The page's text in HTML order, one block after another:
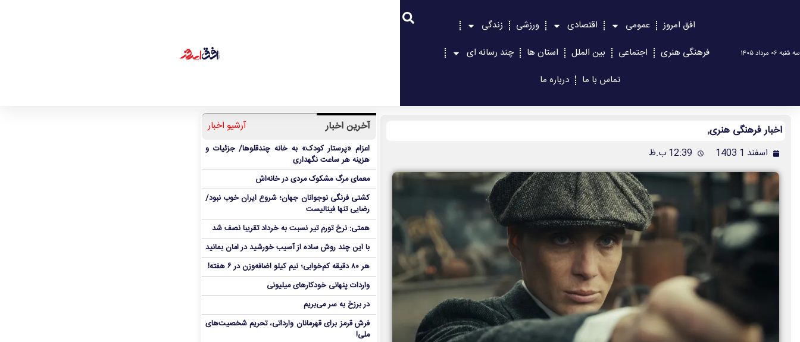
سه شنبه ۰۶ مرداد ۱۴۰۵
افق امروز عمومی اقتصادی ورزشی
زندگی
فرهنگی هنری
اجتماعی بین الملل استان ها
چند رسانه ای
تماس با ما
درباره ما
اخبار فرهنگی هنری,
اسفند 1 1403 12:39 ب.ظ
آخرین اخبار آرشیو اخبار
اعزام «پرستار کودک» به خانه چندقلوها/ جزئیات و
هزینه هر ساعت نگهداری
معمای مرگ مشکوک مردی در خانه‌اش
کشتی فرنگی نوجوانان جهان؛ شروع ایران خوب نبود/
رضایی تنها فینالیست
همتی: نرخ تورم تیر نسبت به خرداد تقریبا نصف شد
با این چند روش ساده از آسیب خورشید در امان بمانید
هر ۸۰ دقیقه کم‌خوابی؛ نیم کیلو اضافه‌وزن در ۶ هفته!
واردات پنهانی خودکارهای میلیونی
در برزخ به سر می‌بریم
فرش قرمز برای قهرمانان وارداتی، تحریم شخصیت‌های
ملی!